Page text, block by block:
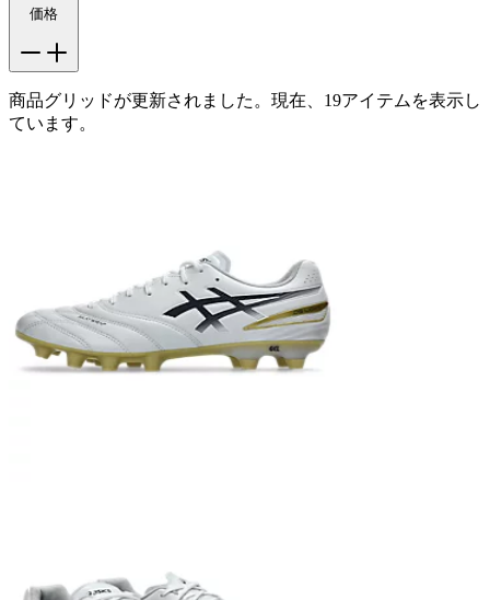
価格
商品グリッドが更新されました。現在、19アイテムを表示し
ています。